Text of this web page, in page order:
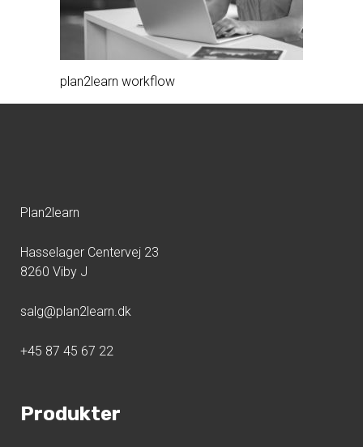
plan2learn workflow
Plan2learn
Hasselager Centervej 23
8260 Viby J
salg@plan2learn.dk
+45 87 45 67 22
Produkter